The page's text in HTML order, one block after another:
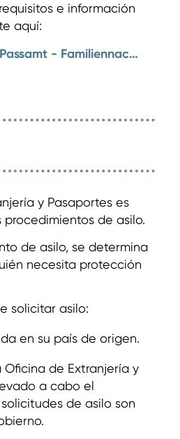
e información
aquí:
- Familiennachzug
y Pasaportes es
procedimientos de asilo.
de asilo, se determina
necesita protección
solicitar asilo:
en su país de origen.
de Extranjería y
a cabo el
de asilo son